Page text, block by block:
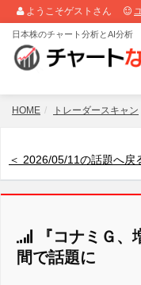
ようこそゲストさん
日本株のチャート分析とAI分析
HOME トレーダースキャン
＜ 2026/05/11の話題へ戻
『コナミＧ、
間で話題に